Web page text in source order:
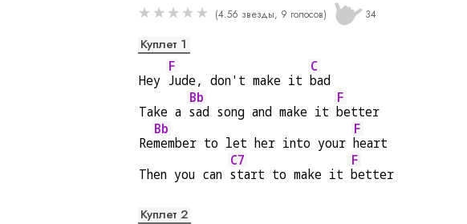
★★★★★ (4.56 звезды, 9 голосов) 34
Куплет 1
Hey
F
Jude, don't make it
C
bad
Take a
Bb
sad song and make it
F
better
Re
Bb
member to let her into your
F
heart
Then you can
C7
start to make it
F
better
Куплет 2